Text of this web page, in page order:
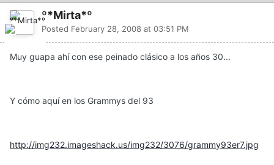
º*Mirta*º
Posted February 28, 2008 at 03:51 PM
Muy guapa ahí con ese peinado clásico a los años 30...
Y cómo aquí en los Grammys del 93
http://img232.imageshack.us/img232/3076/grammy93er7.jpg